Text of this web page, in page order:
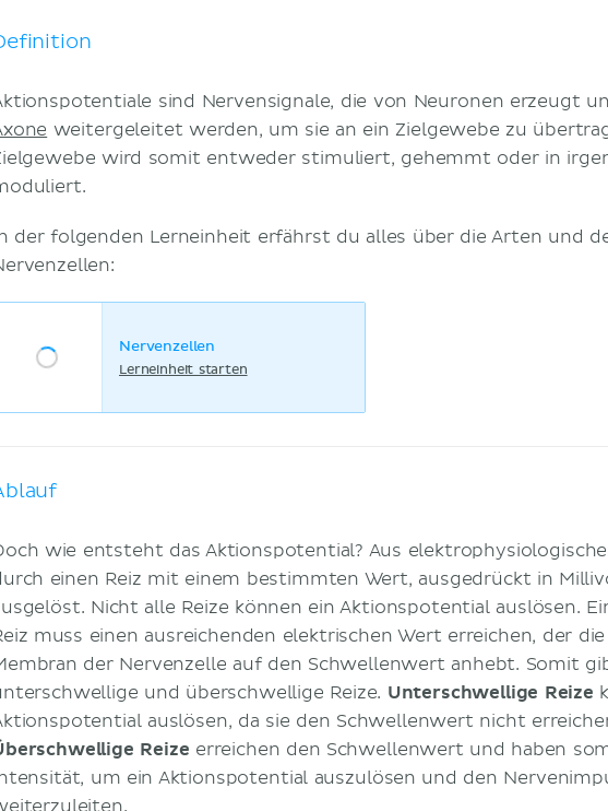
Synapsen
Multiple Sklerose
Literaturquellen
Ähnliche Artikel
Ähnliche Videos
sind Nervensignale, die von Neuronen erzeugt
weitergeleitet werden, um sie an ein Zielgewebe zu
wird somit entweder stimuliert, gehemmt oder in
der folgenden Lerneinheit erfährst du alles über die Arten und
Nervenzellen
Lerneinheit starten
wie entsteht das Aktionspotential? Aus
einen Reiz mit einem bestimmten Wert, ausgedrückt in
Nicht alle Reize können ein Aktionspotential auslösen.
muss einen ausreichenden elektrischen Wert erreichen, der
der Nervenzelle auf den Schwellenwert anhebt. Somit
und überschwellige Reize. Unterschwellige Reize
auslösen, da sie den Schwellenwert nicht
Reize erreichen den Schwellenwert und haben
um ein Aktionspotential auszulösen und den